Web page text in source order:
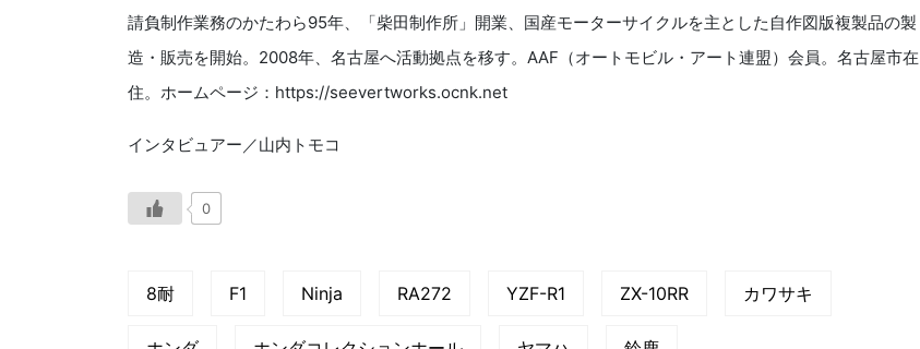
請負制作業務のかたわら95年、「柴田制作所」開業、国産モーターサイクルを主とした自作図版複製品の製
造・販売を開始。2008年、名古屋へ活動拠点を移す。AAF（オートモビル・アート連盟）会員。名古屋市在
住。ホームページ：https://seevertworks.ocnk.net
インタビュアー／山内トモコ
0
8耐 F1 Ninja RA272 YZF-R1 ZX-10RR カワサキ